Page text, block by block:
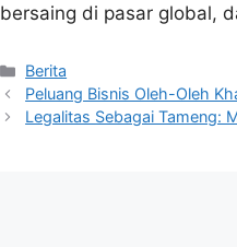
bersaing di pasar global,
Kategori
Berita
Peluang Bisnis Oleh-Oleh
Legalitas Sebagai Tameng: